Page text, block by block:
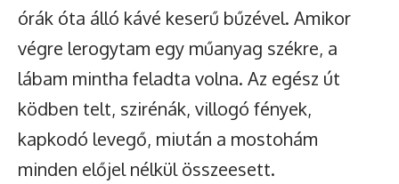
órák óta álló kávé keserű bűzével. Amikor
végre lerogytam egy műanyag székre, a
lábam mintha feladta volna. Az egész út
ködben telt, szirénák, villogó fények,
kapkodó levegő, miután a mostohám
minden előjel nélkül összeesett.